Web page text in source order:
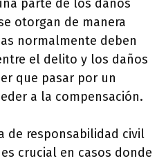
parte de los daños
otorgan de manera
normalmente deben
el delito y los daños
que pasar por un
a la compensación.
de responsabilidad civil
crucial en casos donde